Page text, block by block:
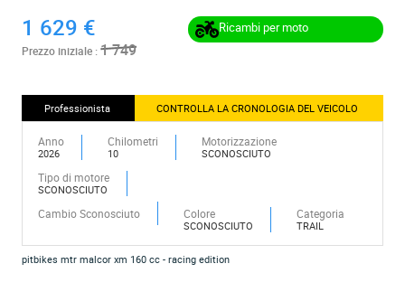
1 629 €
Prezzo iniziale :1 749
Ricambi per moto
Professionista CONTROLLA LA CRONOLOGIA DEL VEICOLO
Anno
2026
Chilometri
10
Motorizzazione
SCONOSCIUTO
Tipo di motore
SCONOSCIUTO
Cambio Sconosciuto Colore
SCONOSCIUTO
Categoria
TRAIL
pitbikes mtr malcor xm 160 cc - racing edition